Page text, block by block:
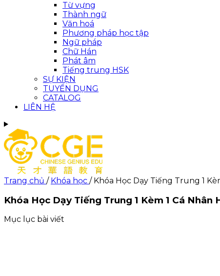
Từ vựng
Thành ngữ
Văn hoá
Phương pháp học tập
Ngữ pháp
Chữ Hán
Phát âm
Tiếng trung HSK
SỰ KIỆN
TUYỂN DỤNG
CATALOG
LIÊN HỆ
Trang chủ / Khóa học / Khóa Học Dạy Tiếng Trung 1
Khóa Học Dạy Tiếng Trung 1 Kèm 1 Cá Nhân
Mục lục bài viết